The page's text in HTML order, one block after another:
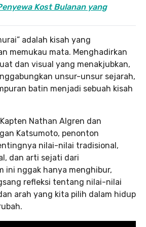
Kost Bulanan yang
adalah kisah yang
memukau mata. Menghadirkan
dan visual yang menakjubkan,
unsur-unsur sejarah,
batin menjadi sebuah kisah
Nathan Algren dan
Katsumoto, penonton
nilai-nilai tradisional,
dan arti sejati dari
ini nggak hanya menghibur,
refleksi tentang nilai-nilai
arah yang kita pilih dalam hidup